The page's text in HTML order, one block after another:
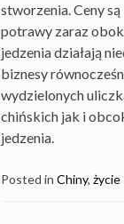
stworzenia. Ceny
potrawy zaraz
jedzenia działają
biznesy
wydzielonych
chińskich jak i
jedzenia.
Posted in Chiny, życie